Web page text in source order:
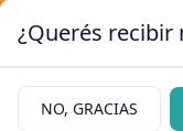
¿Querés recibir
NO, GRACIAS